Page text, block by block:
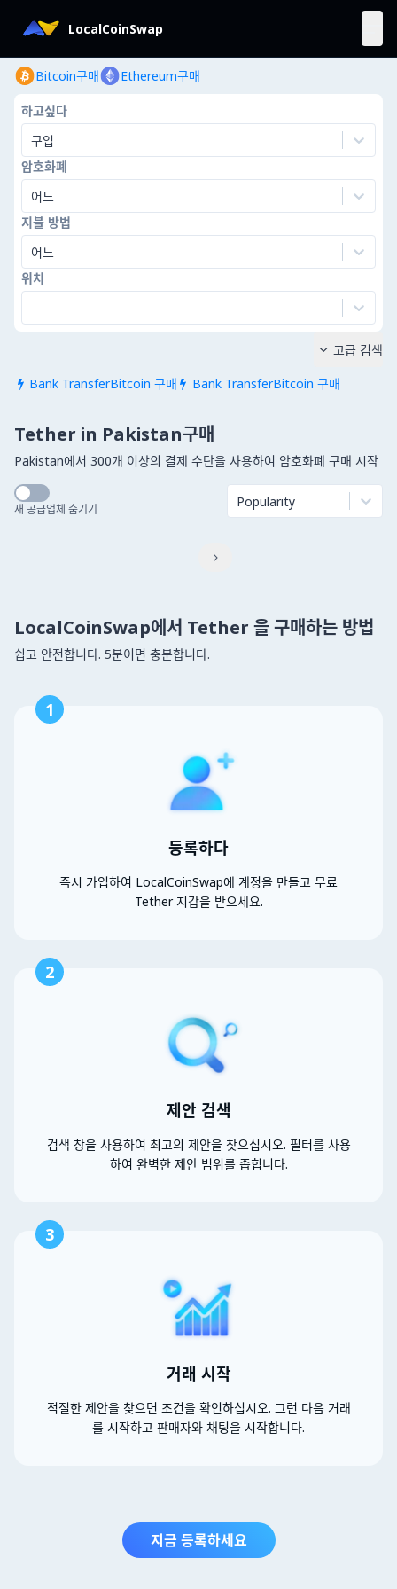
LocalCoinSwap
Bitcoin구매 Ethereum구매
하고싶다
구입
암호화폐
어느
지불 방법
어느
위치
 Bank TransferBitcoin 구매  Bank TransferBitcoin 구매
 고급 검색
Tether in Pakistan구매
Pakistan에서 300개 이상의 결제 수단을 사용하여 암호화폐 구매 시작
새 공급업체 숨기기 Popularity

LocalCoinSwap에서 Tether 을 구매하는 방법
쉽고 안전합니다. 5분이면 충분합니다.
1
등록하다
즉시 가입하여 LocalCoinSwap에 계정을 만들고 무료
Tether 지갑을 받으세요.
2
제안 검색
검색 창을 사용하여 최고의 제안을 찾으십시오. 필터를 사용
하여 완벽한 제안 범위를 좁힙니다.
3
거래 시작
적절한 제안을 찾으면 조건을 확인하십시오. 그런 다음 거래
를 시작하고 판매자와 채팅을 시작합니다.
지금 등록하세요